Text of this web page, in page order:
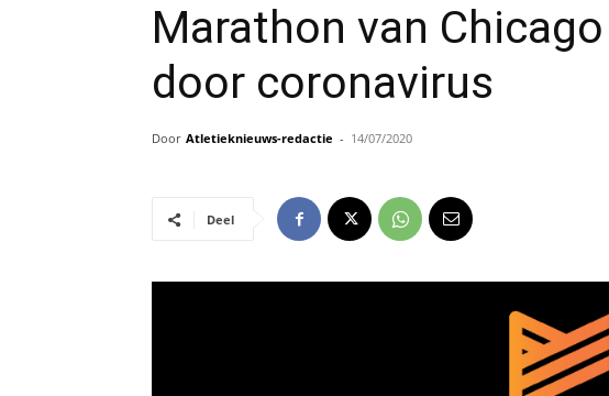
Marathon van
door coronavirus
Door Atletieknieuws-redactie - 14/07/2020
Deel